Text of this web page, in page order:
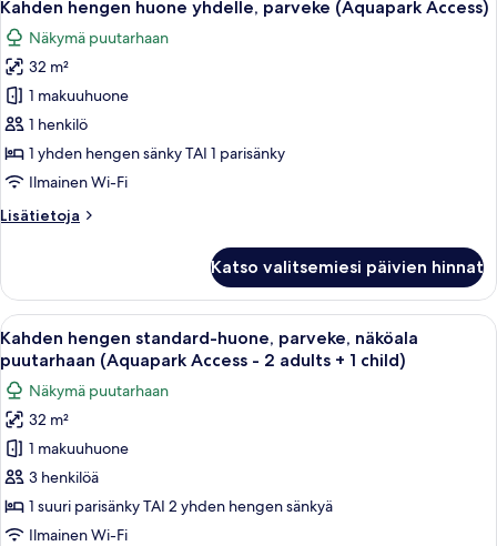
kaikki
huonetyypin
Kahden
hengen
huone
yhdelle,
parveke
Access)
Kahden hengen huone yhdelle, parveke (Aquapark Access)
Näkymä puutarhaan
32 m²
1 makuuhuone
1 henkilö
1 yhden hengen sänky TAI 1 parisänky
Ilmainen Wi-Fi
Lisätietoja
Lisätietoja
huone
yhdelle,
parveke
(Aquapark
Access)
Katso valitsemiesi päivien hinnat
Avaa
kaikki
huonetyypin
Kahden
hengen
standard-
huone,
parveke,
näköala
Hotellihuone, jossa on kaksi sänkyä,
5
Kahden hengen standard-huone, parveke, näköala
puutarhaan (Aquapark Access - 2 adults + 1 child)
Näkymä puutarhaan
32 m²
1 makuuhuone
3 henkilöä
1 suuri parisänky TAI 2 yhden hengen sänkyä
Ilmainen Wi-Fi